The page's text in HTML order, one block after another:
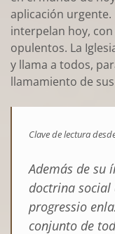
aplicación
interpelan hoy,
opulentos. La
y llama a todos,
llamamiento de
Clave de lectura
Además de su
doctrina social
progressio
conjunto de